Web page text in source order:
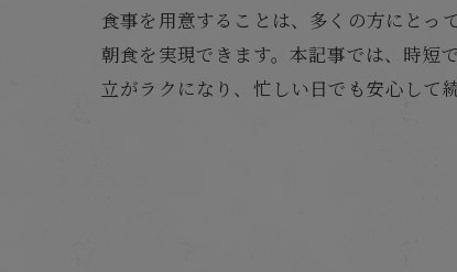
食事を用意することは、多くの方にとっ
朝食を実現できます。本記事では、時短
立がラクになり、忙しい日でも安心して